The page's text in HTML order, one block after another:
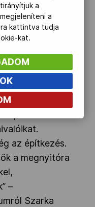
vonatkozó
a
Réka
is csatlakozott
is
az építkezés.
a megnyitóra
–
Szarka
a
a
kattintva tudja
kat.